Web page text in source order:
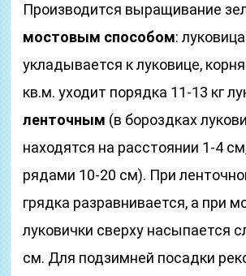
Производится выращивание
мостовым способом:
укладывается к луковице,
кв.м. уходит порядка 11-13 кг
ленточным (в бороздках
находятся на расстоянии 1-4
рядами 10-20 см). При
грядка разравнивается, а при
луковички сверху насыпается
см. Для подзимней посадки